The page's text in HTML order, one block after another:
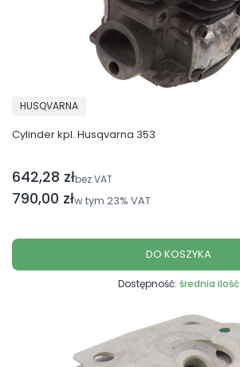
Cylinder kpl. Husqvarna 353
PRODUCENT
HUSQVARNA
Cena brutto
790,00 złw tym 23% VAT
Cena netto
642,28 złbez VAT
DO KOSZYKA
Dostępność: średnia ilość